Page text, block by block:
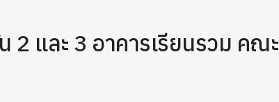
2 และ 3 อาคารเรียนรวม คณะ